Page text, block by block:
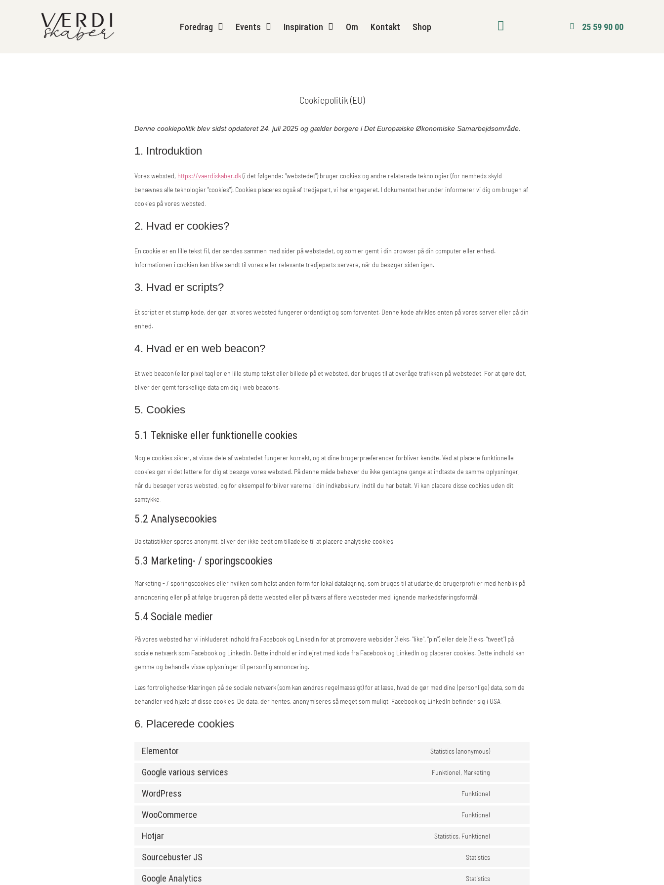
Foredrag Events Inspiration Om Kontakt Shop 25 59 90 00
Cookiepolitik (EU)
Denne cookiepolitik blev sidst opdateret 24. juli 2025 og gælder borgere i Det Europæiske Økonomiske Samarbejdsområde.
1. Introduktion
Vores websted, https://vaerdiskaber.dk(i det følgende: "webstedet") bruger cookies og andre relaterede teknologier (for nemheds skyld
benævnes alle teknologier "cookies"). Cookies placeres også af tredjepart, vi har engageret. I dokumentet herunder informerer vi dig om brugen af ​​
cookies på vores websted.
2. Hvad er cookies?
En cookie er en lille tekst fil, der sendes sammen med sider på webstedet, og som er gemt i din browser på din computer eller enhed.
Informationen i cookien kan blive sendt til vores eller relevante tredjeparts servere, når du besøger siden igen.
3. Hvad er scripts?
Et script er et stump kode, der gør, at vores websted fungerer ordentligt og som forventet. Denne kode afvikles enten på vores server eller på din
enhed.
4. Hvad er en web beacon?
Et web beacon (eller pixel tag) er en lille stump tekst eller billede på et websted, der bruges til at overåge trafikken på webstedet. For at gøre det,
bliver der gemt forskellige data om dig i web beacons.
5. Cookies
5.1 Tekniske eller funktionelle cookies
Nogle cookies sikrer, at visse dele af webstedet fungerer korrekt, og at dine brugerpræferencer forbliver kendte. Ved at placere funktionelle
cookies gør vi det lettere for dig at besøge vores websted. På denne måde behøver du ikke gentagne gange at indtaste de samme oplysninger,
når du besøger vores websted, og for eksempel forbliver varerne i din indkøbskurv, indtil du har betalt. Vi kan placere disse cookies uden dit
samtykke.
5.2 Analysecookies
Da statistikker spores anonymt, bliver der ikke bedt om tilladelse til at placere analytiske cookies.
5.3 Marketing- / sporingscookies
Marketing - / sporingscookies eller hvilken som helst anden form for lokal datalagring, som bruges til at udarbejde brugerprofiler med henblik på
annoncering eller på at følge brugeren på dette websted eller på tværs af flere websteder med lignende markedsføringsformål.
5.4 Sociale medier
På vores websted har vi inkluderet indhold fra Facebook og LinkedIn for at promovere websider (f.eks. "like", "pin") eller dele (f.eks. "tweet") på
sociale netværk som Facebook og LinkedIn. Dette indhold er indlejret med kode fra Facebook og LinkedIn og placerer cookies. Dette indhold kan
gemme og behandle visse oplysninger til personlig annoncering.
Læs fortrolighedserklæringen på de sociale netværk (som kan ændres regelmæssigt) for at læse, hvad de gør med dine (personlige) data, som de
behandler ved hjælp af disse cookies. De data, der hentes, anonymiseres så meget som muligt. Facebook og LinkedIn befinder sig i USA.
6. Placerede cookies
Elementor Statistics (anonymous)
Google various services Funktionel, Marketing
WordPress Funktionel
WooCommerce Funktionel
Hotjar Statistics, Funktionel
Sourcebuster JS Statistics
Google Analytics Statistics